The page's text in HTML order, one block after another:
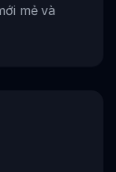
mẻ và